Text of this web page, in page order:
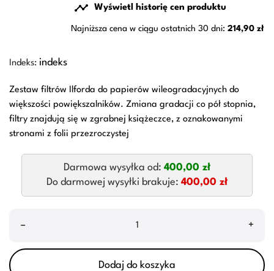
 Wyświetl historię cen produktu
Najniższa cena w ciągu ostatnich 30 dni: 214,90 zł
Indeks: indeks
Zestaw filtrów Ilforda do papierów wileogradacyjnych do
większości powiększalników. Zmiana gradacji co pół stopnia,
filtry znajdują się w zgrabnej książeczce, z oznakowanymi
stronami z folii przezroczystej
Darmowa wysyłka od: 400,00 zł
Do darmowej wysyłki brakuje: 400,00 zł
– +
Dodaj do koszyka